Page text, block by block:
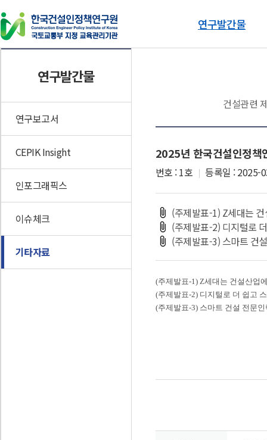
연구발간물
연구보고서
이슈체크
기타자료
연구발간물
연구보고서
CEPIK Insight
인포그래픽스
이슈체크
기타자료
건설관련
2025년 한국건설인정책
번호 : 1호 등록일 : 2025-
(주제발표-1) Z세대는
(주제발표-2) 디지털로
(주제발표-3) 스마트 건
(주제발표-1) Z세대는 건설산업
(주제발표-2) 디지털로 더 쉽고
(주제발표-3) 스마트 건설 전문